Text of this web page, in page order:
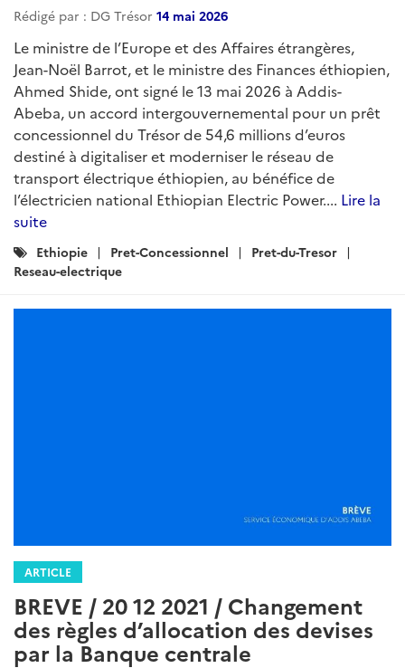
Rédigé par : DG Trésor 14 mai 2026
Le ministre de l’Europe et des Affaires étrangères,
Jean-Noël Barrot, et le ministre des Finances éthiopien,
Ahmed Shide, ont signé le 13 mai 2026 à Addis-
Abeba, un accord intergouvernemental pour un prêt
concessionnel du Trésor de 54,6 millions d’euros
destiné à digitaliser et moderniser le réseau de
transport électrique éthiopien, au bénéfice de
l’électricien national Ethiopian Electric Power.... Lire la
suite
Catégories
:
Ethiopie Pret-Concessionnel
Pret-du-Tresor
Reseau-electrique
ARTICLE
BREVE / 20 12 2021 / Changement
des règles d’allocation des devises
par la Banque centrale